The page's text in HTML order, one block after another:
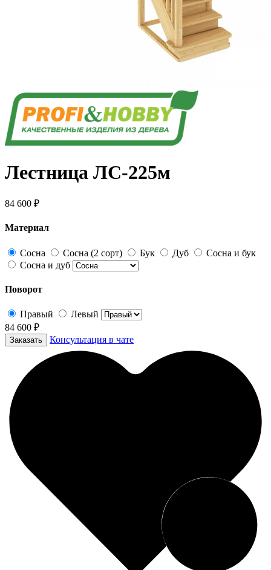
Лестница ЛС-225м
84 600 ₽
Материал
Сосна Сосна (2 сорт) Бук Дуб
Сосна и бук
Сосна и дуб
Поворот
Правый
Левый
84 600 ₽
Заказать Консультация в чате